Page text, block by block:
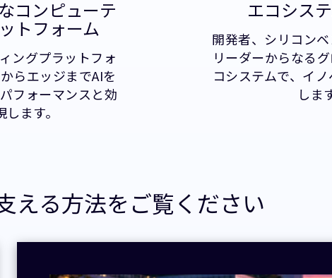
コンピューテ
トフォーム
ングプラットフォ
らエッジまでAIを
フォーマンスと効
ます。
エコシス
開発者、シリコン
リーダーからなる
コシステムで、イ
しま
える方法をご覧ください